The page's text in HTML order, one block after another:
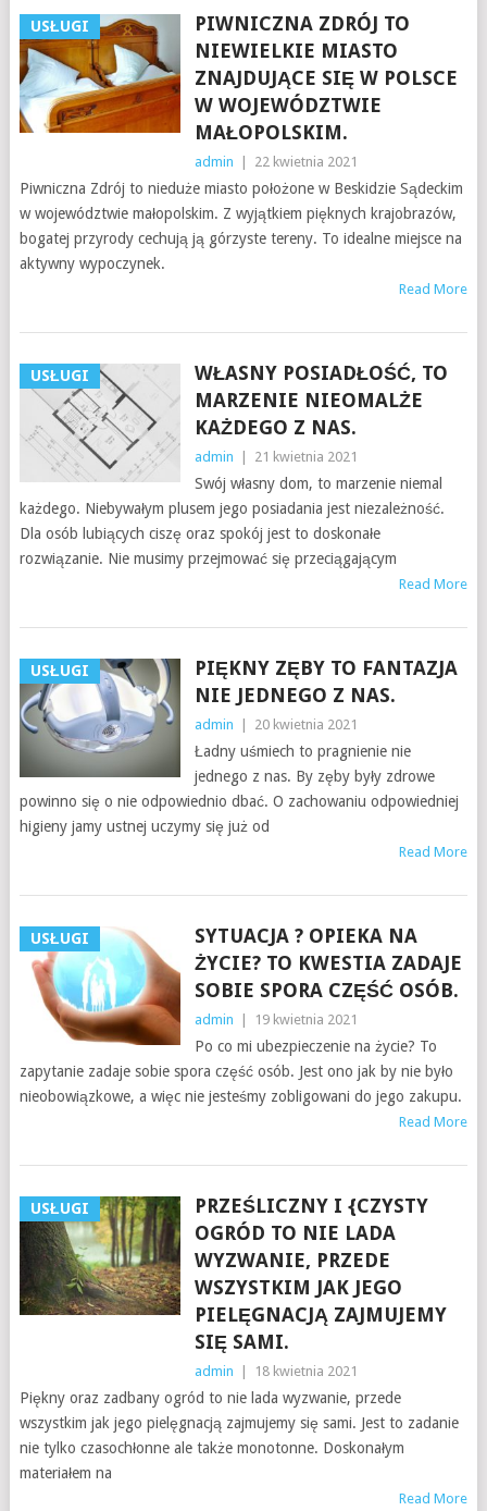
USŁUGI
PIWNICZNA ZDRÓJ TO
NIEWIELKIE MIASTO
ZNAJDUJĄCE SIĘ W POLSCE
W WOJEWÓDZTWIE
MAŁOPOLSKIM.
admin 22 kwietnia 2021
Piwniczna Zdrój to nieduże miasto położone w Beskidzie Sądeckim
w województwie małopolskim. Z wyjątkiem pięknych krajobrazów,
bogatej przyrody cechują ją górzyste tereny. To idealne miejsce na
aktywny wypoczynek.
Read More
USŁUGI
WŁASNY POSIADŁOŚĆ, TO
MARZENIE NIEOMALŻE
KAŻDEGO Z NAS.
admin 21 kwietnia 2021
Swój własny dom, to marzenie niemal
każdego. Niebywałym plusem jego posiadania jest niezależność.
Dla osób lubiących ciszę oraz spokój jest to doskonałe
rozwiązanie. Nie musimy przejmować się przeciągającym
Read More
USŁUGI
PIĘKNY ZĘBY TO FANTAZJA
NIE JEDNEGO Z NAS.
admin 20 kwietnia 2021
Ładny uśmiech to pragnienie nie
jednego z nas. By zęby były zdrowe
powinno się o nie odpowiednio dbać. O zachowaniu odpowiedniej
higieny jamy ustnej uczymy się już od
Read More
USŁUGI
SYTUACJA ? OPIEKA NA
ŻYCIE? TO KWESTIA ZADAJE
SOBIE SPORA CZĘŚĆ OSÓB.
admin 19 kwietnia 2021
Po co mi ubezpieczenie na życie? To
zapytanie zadaje sobie spora część osób. Jest ono jak by nie było
nieobowiązkowe, a więc nie jesteśmy zobligowani do jego zakupu.
Read More
USŁUGI
PRZEŚLICZNY I {CZYSTY
OGRÓD TO NIE LADA
WYZWANIE, PRZEDE
WSZYSTKIM JAK JEGO
PIELĘGNACJĄ ZAJMUJEMY
SIĘ SAMI.
admin 18 kwietnia 2021
Piękny oraz zadbany ogród to nie lada wyzwanie, przede
wszystkim jak jego pielęgnacją zajmujemy się sami. Jest to zadanie
nie tylko czasochłonne ale także monotonne. Doskonałym
materiałem na
Read More